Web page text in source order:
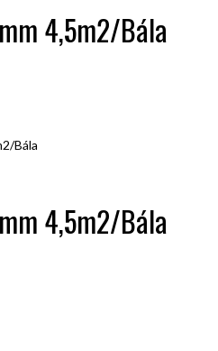
4,5m2/Bála
Bála
4,5m2/Bála